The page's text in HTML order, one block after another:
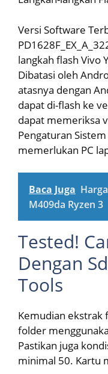
Versi Software
langkah flash Vivo
Dibatasi oleh
atasnya dengan
dapat di-flash ke
dapat memeriksa
Pengaturan
memerlukan PC
Baca Juga
M409da Ryzen 3
Tested!
Dengan
Tools
Kemudian ekstrak
folder
Pastikan juga
minimal 50. Kartu